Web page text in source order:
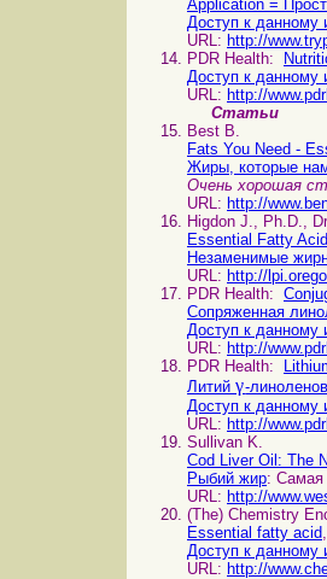
Application =
Доступ к данному
URL: http://
PDR Health:
Доступ к данному
URL: http://
Статьи
Best B.
Fats You Need -
Жиры, которые
Очень хорошая
URL: http://
Higdon J., Ph.D.,
Essential Fatty
Незаменимые
URL: http://
PDR Health:
Сопряженная
Доступ к данному
URL: http://
PDR Health:
Литий γ-
Доступ к данному
URL: http://
Sullivan K.
Cod Liver Oil: The
Рыбий жир: Самая
URL: http://
(The) Chemistry
Essential fatty acid
Доступ к данному
URL: http://